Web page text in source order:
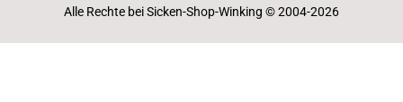
Alle Rechte bei Sicken-Shop-Winking © 2004-2026